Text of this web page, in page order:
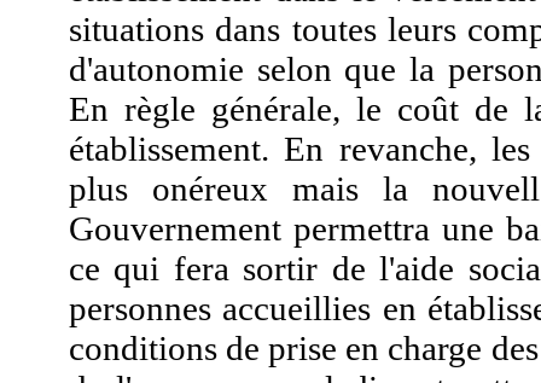
situations dans toutes leurs
d'autonomie selon que la
En règle générale, le coût de
établissement. En revanche,
plus onéreux mais la
Gouvernement permettra une
ce qui fera sortir de l'aide
personnes accueillies en
conditions de prise en charge